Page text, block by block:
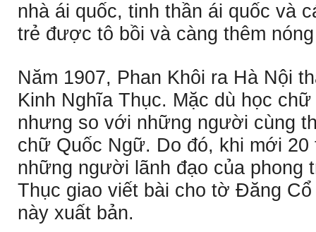
nhà ái quốc, tinh thần ái quốc và
trẻ được tô bồi và càng thêm
Năm 1907, Phan Khôi ra Hà Nội
Kinh Nghĩa Thục. Mặc dù học
nhưng so với những người cùng
chữ Quốc Ngữ. Do đó, khi mới
những người lãnh đạo của phong
Thục giao viết bài cho tờ Ðăng
này xuất bản.